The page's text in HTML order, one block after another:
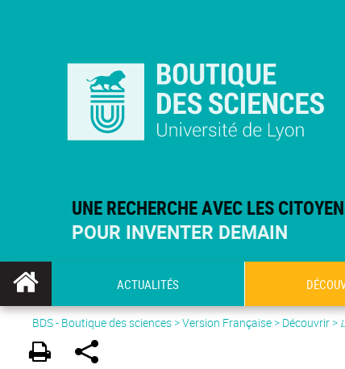
UNE RECHERCHE AVEC LES
POUR INVENTER DEMAIN
ACTUALITÉS
BDS - Boutique des sciences>Version Française> Découvrir >